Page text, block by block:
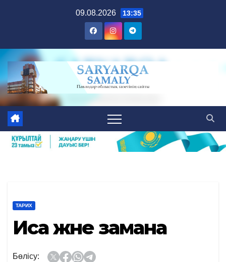
09.08.2026 13:35
ТАРИХ
Иса және замана
Бөлісу: